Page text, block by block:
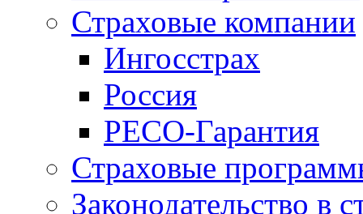
Страховые компании
Ингосстрах
Россия
РЕСО-Гарантия
Страховые
Законодательство в